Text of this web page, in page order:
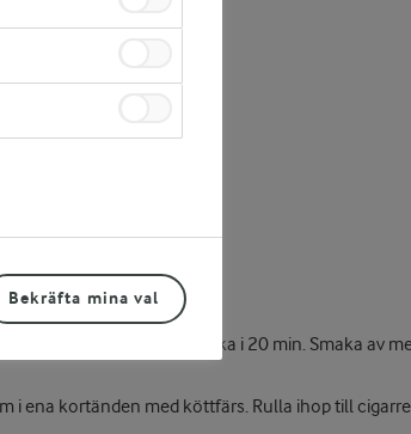
tomatkross och kryddor. Koka i 20 min. Smaka av
i ena kortänden med köttfärs. Rulla ihop till
Bekräfta mina val